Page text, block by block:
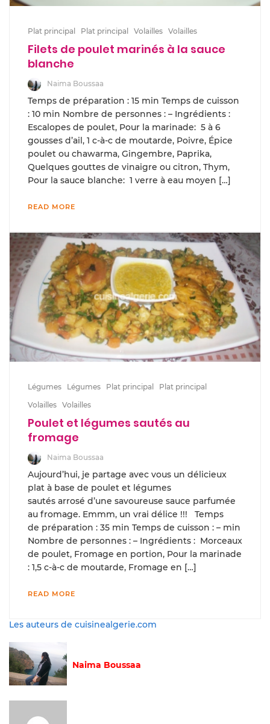
Plat principal Plat principal Volailles Volailles
Filets de poulet marinés à la sauce
blanche
Naima Boussaa
Temps de préparation : 15 min Temps de cuisson
: 10 min Nombre de personnes : – Ingrédients :
Escalopes de poulet, Pour la marinade: 5 à 6
gousses d’ail, 1 c-à-c de moutarde, Poivre, Épice
poulet ou chawarma, Gingembre, Paprika,
Quelques gouttes de vinaigre ou citron, Thym,
Pour la sauce blanche: 1 verre à eau moyen […]
READ MORE
Légumes Légumes Plat principal
Plat principal
Volailles Volailles
Poulet et légumes sautés au
fromage
Naima Boussaa
Aujourd’hui, je partage avec vous un délicieux
plat à base de poulet et légumes
sautés arrosé d’une savoureuse sauce parfumée
au fromage. Emmm, un vrai délice !!! Temps
de préparation : 35 min Temps de cuisson : – min
Nombre de personnes : – Ingrédients : Morceaux
de poulet, Fromage en portion, Pour la marinade
: 1,5 c-à-c de moutarde, Fromage en […]
READ MORE
Les auteurs de cuisinealgerie.com
Naima Boussaa